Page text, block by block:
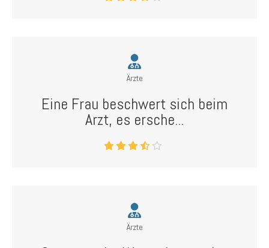
Ärzte
Eine Frau beschwert sich beim
Arzt, es ersche...
Ärzte